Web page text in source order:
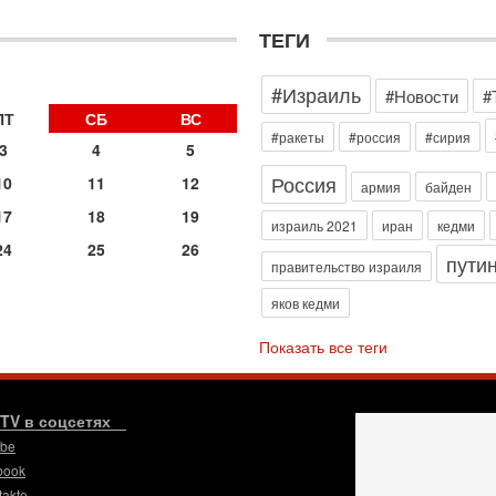
СБ
ВС
3 4
5
11
12
18
19
25
26
ТЕГИ
#Израиль
#Новости
#ракеты #россия #сирия
Россия армия байден
израиль 2021 иран кедми
правительство израиля путин
яков кедми
Показать все теги
в соцсетях